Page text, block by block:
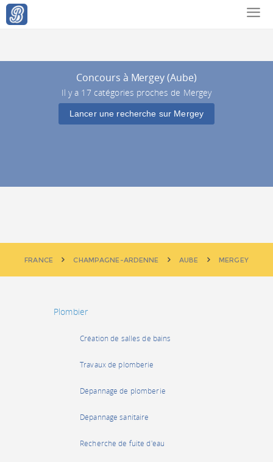
Concours à Mergey (Aube)
Il y a 17 catégories proches de Mergey
Lancer une recherche sur Mergey
FRANCE CHAMPAGNE-ARDENNE AUBE MERGEY
Plombier
Création de salles de bains
Travaux de plomberie
Dépannage de plomberie
Dépannage sanitaire
Recherche de fuite d'eau